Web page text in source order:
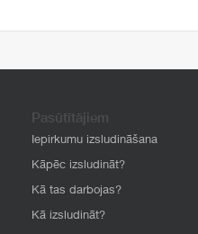
Pasūtītājiem
Iepirkumu izsludināšana
Kāpēc izsludināt?
Kā tas darbojas?
Kā izsludināt?